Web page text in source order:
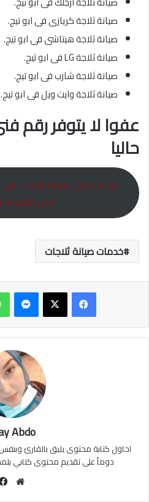
صيانة ثلاجة كريازى فى ابو تيج.
صيانة ثلاجة هيتاشى فى ابو تيج.
صيانة ثلاجة LG فى ابو تيج.
صيانة ثلاجة شارب فى ابو تيج.
صيانة ثلاجة وايت ويل فى ابو تيج.
عفوا لا يتوفر رقم
حاليا
لو انت فنى صيانة ثلاجات
خلال صفحتنا
خدمات صيانة ثلاجات
Abdo
احاول كتابة محتوى يليق بالقارئ
دوماً على تقديم محتوى كتابي